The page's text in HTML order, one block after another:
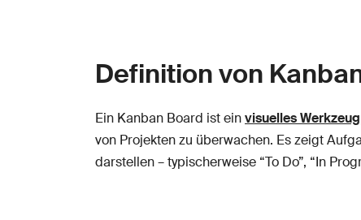
Definition von
Ein Kanban Board ist einvisuelles Werkzeug
von Projekten zu überwachen. Es zeigt
darstellen – typischerweise “To Do”, “In